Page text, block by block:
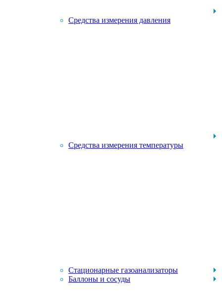
Средства измерения давления
Средства измерения температуры
Стационарные газоанализаторы
Баллоны и сосуды